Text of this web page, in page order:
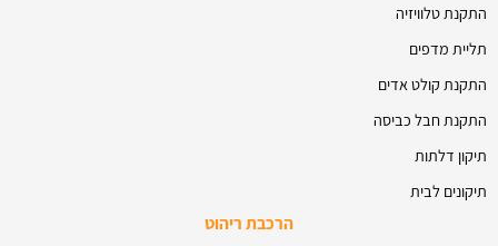
התקנת טלוויזיה
תליית מדפים
התקנת קולט אדים
התקנת חבל כביסה
תיקון דלתות
תיקונים לבית
הרכבת ריהוט